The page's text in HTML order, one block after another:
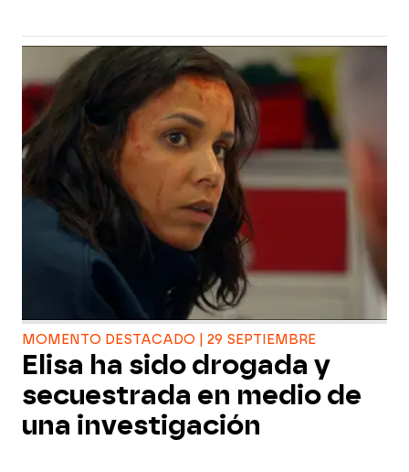
MOMENTO DESTACADO | 29 SEPTIEMBRE
Elisa ha sido drogada y
secuestrada en medio de
una investigación